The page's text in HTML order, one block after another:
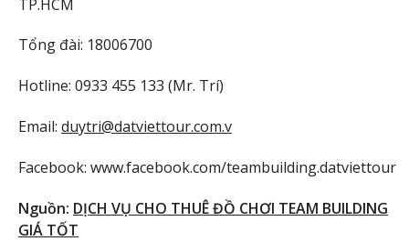
TP.HCM
Tổng đài: 18006700
Hotline: 0933 455 133 (Mr. Trí)
Email: duytri@datviettour.com.v
Facebook: www.facebook.com/teambuilding.datviettour
Nguồn: DỊCH VỤ CHO THUÊ ĐỒ CHƠI TEAM BUILDING
GIÁ TỐT